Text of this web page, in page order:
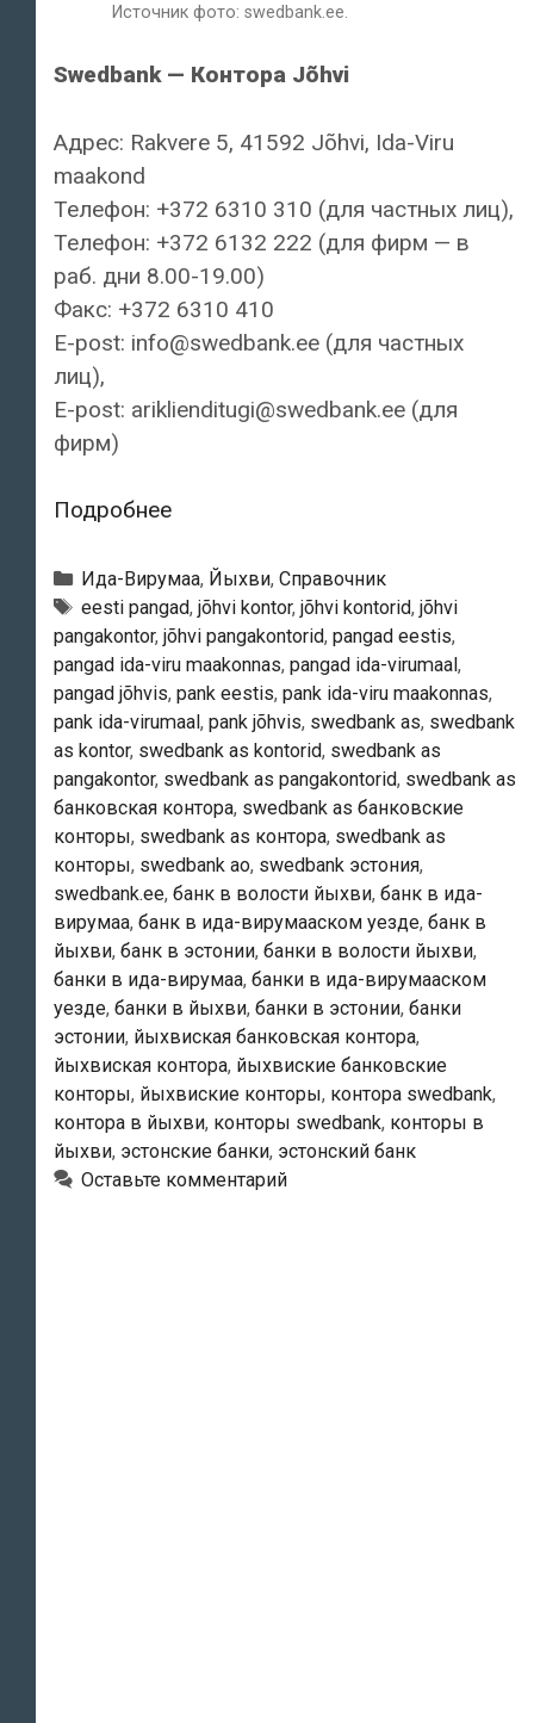
Источник фото: swedbank.ee.
Swedbank — Контора Jõhvi
Адрес: Rakvere 5, 41592 Jõhvi, Ida-Viru
maakond
Телефон: +372 6310 310 (для частных лиц),
Телефон: +372 6132 222 (для фирм — в
раб. дни 8.00-19.00)
Факс: +372 6310 410
E-post: info@swedbank.ee (для частных
лиц),
E-post: ariklienditugi@swedbank.ee (для
фирм)
ПодробнееSwedbank
Контора
Jõhvi
Рубрики
Ида-Вирумаа, Йыхви, Справочник
Тэги
eesti pangad, jõhvi kontor, jõhvi kontorid, jõhvi
pangakontor, jõhvi pangakontorid, pangad eestis,
pangad ida-viru maakonnas, pangad ida-virumaal ,
pangad jõhvis, pank eestis, pank ida-viru maakonnas,
pank ida-virumaal , pank jõhvis, swedbank as, swedbank
as kontor, swedbank as kontorid, swedbank as
pangakontor, swedbank as pangakontorid, swedbank as
банковская контора, swedbank as банковские
конторы, swedbank as контора, swedbank as
конторы, swedbank ао, swedbank эстония,
swedbank.ee, банк в волости йыхви, банк в ида-
вирумаа, банк в ида-вирумааском уезде, банк в
йыхви, банк в эстонии, банки в волости йыхви,
банки в ида-вирумаа, банки в ида-вирумааском
уезде, банки в йыхви, банки в эстонии, банки
эстонии, йыхвиская банковская контора,
йыхвиская контора, йыхвиские банковские
конторы, йыхвиские конторы, контора swedbank,
контора в йыхви, конторы swedbank, конторы в
йыхви, эстонские банки, эстонский банк
Оставьте комментарий